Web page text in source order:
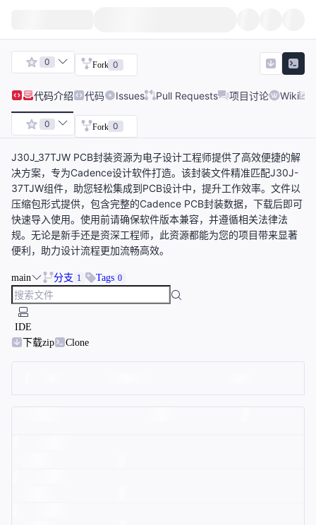
0 Fork 0
代码介绍 代码 Issues Pull Requests 项目讨论 Wiki
0 Fork 0
J30J_37TJW PCB封装资源为电子设计工程师提供了高效便捷的解
决方案，专为Cadence设计软件打造。该封装文件精准匹配J30J-
37TJW组件，助您轻松集成到PCB设计中，提升工作效率。文件以
压缩包形式提供，包含完整的Cadence PCB封装数据，下载后即可
快速导入使用。使用前请确保软件版本兼容，并遵循相关法律法
规。无论是新手还是资深工程师，此资源都能为您的项目带来显著
便利，助力设计流程更加流畅高效。
main 分支 1 Tags 0
IDE
下载zip
Clone